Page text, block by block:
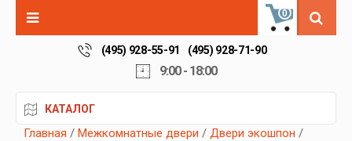
0
(495) 928-55-91 (495) 928-71-90
9:00 - 18:00
КАТАЛОГ
Главная / Межкомнатные двери / Двери экошпон /